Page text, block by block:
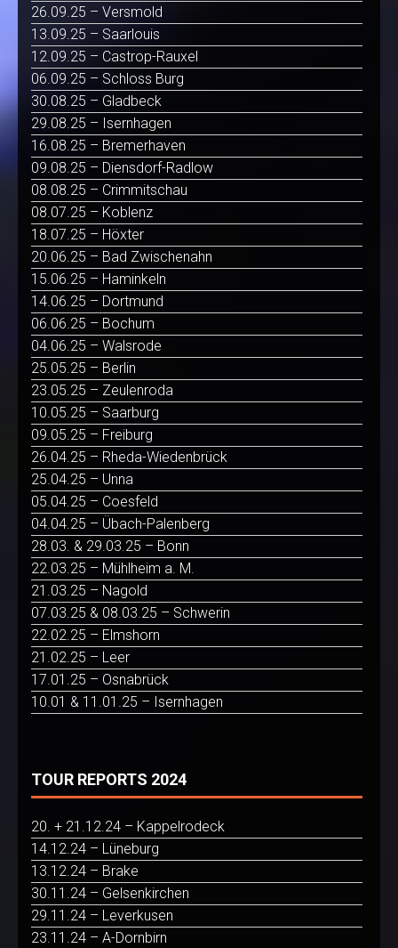
26.09.25 – Versmold
13.09.25 – Saarlouis
12.09.25 – Castrop-Rauxel
06.09.25 – Schloss Burg
30.08.25 – Gladbeck
29.08.25 – Isernhagen
16.08.25 – Bremerhaven
09.08.25 – Diensdorf-Radlow
08.08.25 – Crimmitschau
08.07.25 – Koblenz
18.07.25 – Höxter
20.06.25 – Bad Zwischenahn
15.06.25 – Haminkeln
14.06.25 – Dortmund
06.06.25 – Bochum
04.06.25 – Walsrode
25.05.25 – Berlin
23.05.25 – Zeulenroda
10.05.25 – Saarburg
09.05.25 – Freiburg
26.04.25 – Rheda-Wiedenbrück
25.04.25 – Unna
05.04.25 – Coesfeld
04.04.25 – Übach-Palenberg
28.03. & 29.03.25 – Bonn
22.03.25 – Mühlheim a. M.
21.03.25 – Nagold
07.03.25 & 08.03.25 – Schwerin
22.02.25 – Elmshorn
21.02.25 – Leer
17.01.25 – Osnabrück
10.01 & 11.01.25 – Isernhagen
TOUR REPORTS 2024
20. + 21.12.24 – Kappelrodeck
14.12.24 – Lüneburg
13.12.24 – Brake
30.11.24 – Gelsenkirchen
29.11.24 – Leverkusen
23.11.24 – A-Dornbirn